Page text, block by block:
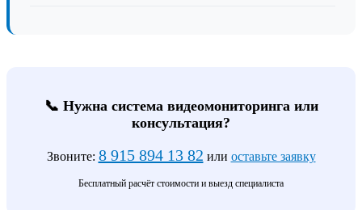
📞 Нужна система видеомониторинга или
консультация?
Звоните: 8 915 894 13 82 или оставьте заявку
Бесплатный расчёт стоимости и выезд специалиста